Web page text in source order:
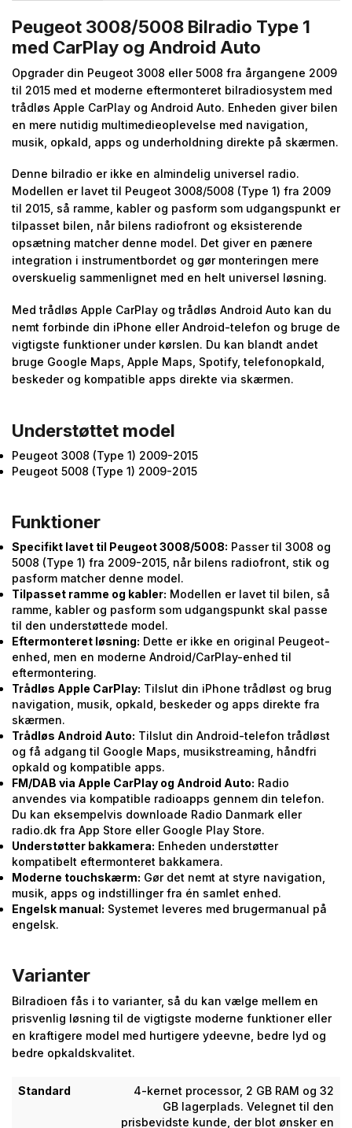
Peugeot 3008/5008 Bilradio Type 1
med CarPlay og Android Auto
Opgrader din Peugeot 3008 eller 5008 fra årgangene 2009
til 2015 med et moderne eftermonteret bilradiosystem med
trådløs Apple CarPlay og Android Auto. Enheden giver bilen
en mere nutidig multimedieoplevelse med navigation,
musik, opkald, apps og underholdning direkte på skærmen.
Denne bilradio er ikke en almindelig universel radio.
Modellen er lavet til Peugeot 3008/5008 (Type 1) fra 2009
til 2015, så ramme, kabler og pasform som udgangspunkt er
tilpasset bilen, når bilens radiofront og eksisterende
opsætning matcher denne model. Det giver en pænere
integration i instrumentbordet og gør monteringen mere
overskuelig sammenlignet med en helt universel løsning.
Med trådløs Apple CarPlay og trådløs Android Auto kan du
nemt forbinde din iPhone eller Android-telefon og bruge de
vigtigste funktioner under kørslen. Du kan blandt andet
bruge Google Maps, Apple Maps, Spotify, telefonopkald,
beskeder og kompatible apps direkte via skærmen.
Understøttet model
Peugeot 3008 (Type 1) 2009-2015
Peugeot 5008 (Type 1) 2009-2015
Funktioner
Specifikt lavet til Peugeot 3008/5008: Passer til 3008 og
5008 (Type 1) fra 2009-2015, når bilens radiofront, stik og
pasform matcher denne model.
Tilpasset ramme og kabler: Modellen er lavet til bilen, så
ramme, kabler og pasform som udgangspunkt skal passe
til den understøttede model.
Eftermonteret løsning: Dette er ikke en original Peugeot-
enhed, men en moderne Android/CarPlay-enhed til
eftermontering.
Trådløs Apple CarPlay: Tilslut din iPhone trådløst og brug
navigation, musik, opkald, beskeder og apps direkte fra
skærmen.
Trådløs Android Auto: Tilslut din Android-telefon trådløst
og få adgang til Google Maps, musikstreaming, håndfri
opkald og kompatible apps.
FM/DAB via Apple CarPlay og Android Auto: Radio
anvendes via kompatible radioapps gennem din telefon.
Du kan eksempelvis downloade Radio Danmark eller
radio.dk fra App Store eller Google Play Store.
Understøtter bakkamera: Enheden understøtter
kompatibelt eftermonteret bakkamera.
Moderne touchskærm: Gør det nemt at styre navigation,
musik, apps og indstillinger fra én samlet enhed.
Engelsk manual: Systemet leveres med brugermanual på
engelsk.
Varianter
Bilradioen fås i to varianter, så du kan vælge mellem en
prisvenlig løsning til de vigtigste moderne funktioner eller
en kraftigere model med hurtigere ydeevne, bedre lyd og
bedre opkaldskvalitet.
Standard
4-kernet processor, 2 GB RAM og 32
GB lagerplads. Velegnet til den
prisbevidste kunde, der blot ønsker en